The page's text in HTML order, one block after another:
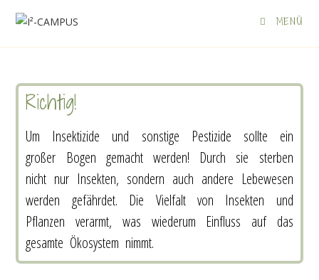
MENÜ
Richtig!
Um Insektizide und sonstige Pestizide sollte ein
großer Bogen gemacht werden! Durch sie sterben
nicht nur Insekten, sondern auch andere Lebewesen
werden gefährdet. Die Vielfalt von Insekten und
Pflanzen verarmt, was wiederum Einfluss auf das
gesamte Ökosystem nimmt.